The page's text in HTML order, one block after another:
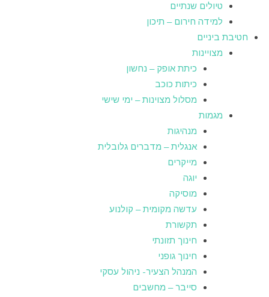
טיולים שנתיים
למידה חירום – תיכון
חטיבת ביניים
מצויינות
כיתת אופק – נחשון
כיתות כוכב
מסלול מצוינות – ימי שישי
מגמות
מנהיגות
אנגלית – מדברים גלובלית
מייקרים
יוגה
מוסיקה
עדשה מקומית – קולנוע
תקשורת
חינוך תזונתי
חינוך גופני
המנהל הצעיר- ניהול עסקי
סייבר – מחשבים